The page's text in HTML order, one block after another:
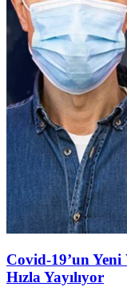
Covid-19’un
Hızla Yayılıyor